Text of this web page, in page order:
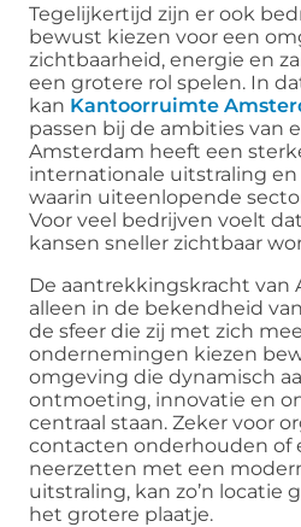
Tegelijkertijd zijn er ook
bewust kiezen voor een
zichtbaarheid, energie en
een grotere rol spelen. In
kan Kantoorruimte
passen bij de ambities van
Amsterdam heeft een
internationale uitstraling
waarin uiteenlopende
Voor veel bedrijven voelt
kansen sneller zichtbaar
De aantrekkingskracht van
alleen in de bekendheid
de sfeer die zij met zich
ondernemingen kiezen
omgeving die dynamisch
ontmoeting, innovatie en
centraal staan. Zeker voor
contacten onderhouden of
neerzetten met een
uitstraling, kan zo’n locatie
het grotere plaatje.